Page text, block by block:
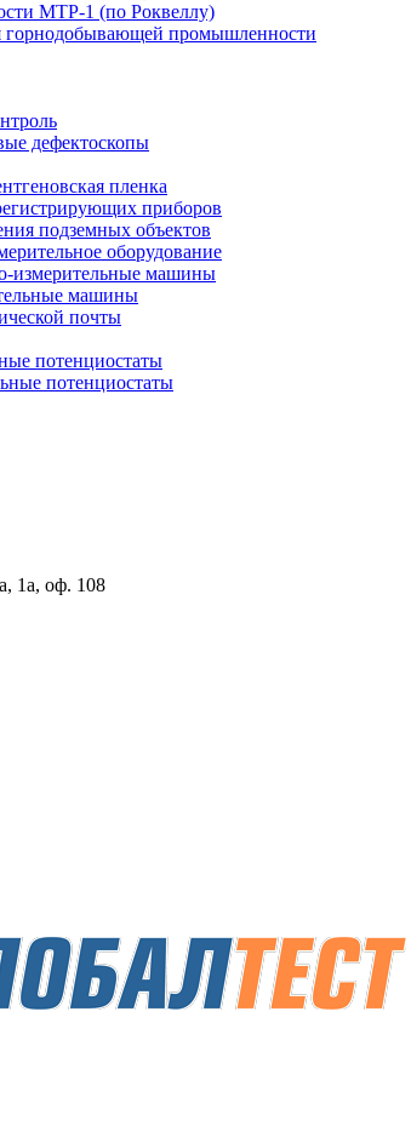
МТР-1 (по Роквеллу)
горнодобывающей промышленности
дефектоскопы
пленка
приборов
подземных объектов
оборудование
измерительные машины
машины
почты
потенциостаты
потенциостаты
1а, оф. 108